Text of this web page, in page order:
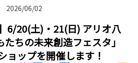
2026/06/02
6/20(土)・21(日) アリオ八
ちの未来創造フェスタ」
ョップを開催します！